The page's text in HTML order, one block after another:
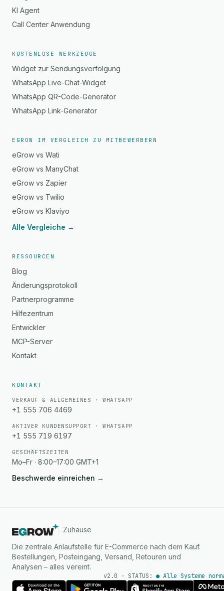
KI Agent
Call Center Anwendung
KOSTENLOSE WERKZEUGE
Widget zur Sendungsverfolgung
WhatsApp Live-Chat-Widget
WhatsApp QR-Code-Generator
WhatsApp Link-Generator
EGROW IM VERGLEICH ZU MITBEWERBERN
eGrow vs Wati
eGrow vs ManyChat
eGrow vs Zapier
eGrow vs Twilio
eGrow vs Klaviyo
Alle Vergleiche →
RESSOURCEN
Blog
Änderungsprotokoll
Partnerprogramme
Hilfezentrum
Entwickler
MCP-Server
Kontakt
KONTAKT
VERKAUF & ALLGEMEINES · WHATSAPP
+1 555 706 4469
AKTIVER KUNDENSUPPORT · WHATSAPP
+1 555 719 6197
GESCHÄFTSZEITEN
Mo–Fr · 8:00–17:00 GMT+1
Beschwerde einreichen →
Zuhause
Die zentrale Anlaufstelle für E-Commerce nach dem Kauf.
Bestellungen, Posteingang, Versand, Retouren und
Analysen – alles vereint.
v2.0 · STATUS: ● Alle Systeme